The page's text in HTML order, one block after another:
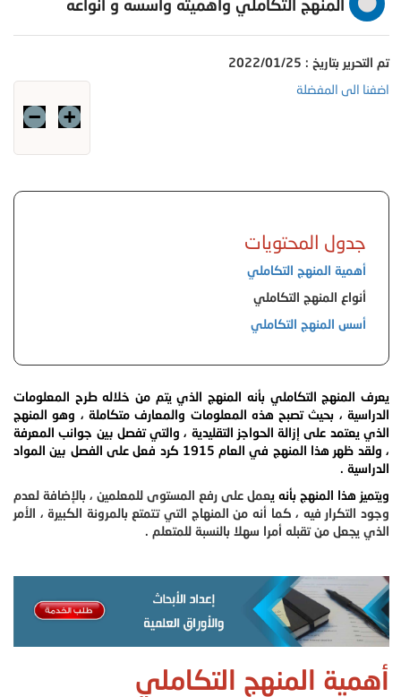
المنهج التكاملي وأهميته وأسسه و أنواعه
تم التحرير بتاريخ : 2022/01/25
اضفنا الى المفضلة
جدول المحتويات
أهمية المنهج التكاملي
أنواع المنهج التكاملي
أسس المنهج التكاملي
يعرف المنهج التكاملي بأنه المنهج الذي يتم من خلاله طرح المعلومات
الدراسية ، بحيث تصبح هذه المعلومات والمعارف متكاملة ، وهو المنهج
الذي يعتمد على إزالة الحواجز التقليدية ، والتي تفصل بين جوانب المعرفة
، ولقد ظهر هذا المنهج في العام 1915 كرد فعل على الفصل بين المواد
الدراسية .
ويتميز هذا المنهج بأنه يعمل على رفع المستوى للمعلمين ، بالإضافة لعدم
وجود التكرار فيه ، كما أنه من المنهاج التي تتمتع بالمرونة الكبيرة ، الأمر
الذي يجعل من تقبله أمرا سهلا بالنسبة للمتعلم .
أهمية المنهج التكاملي